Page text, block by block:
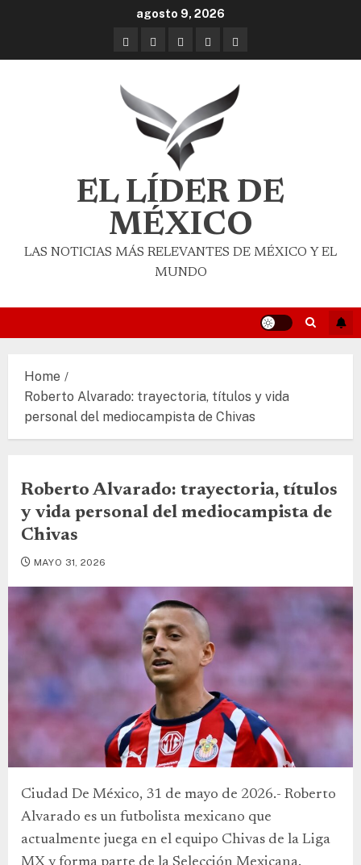
agosto 9, 2026
EL LÍDER DE
MÉXICO
LAS NOTICIAS MÁS RELEVANTES DE MÉXICO Y EL
MUNDO
Home
Roberto Alvarado: trayectoria, títulos y vida
personal del mediocampista de Chivas
Roberto Alvarado: trayectoria, títulos
y vida personal del mediocampista de
Chivas
MAYO 31, 2026
Ciudad De México, 31 de mayo de 2026.- Roberto
Alvarado es un futbolista mexicano que
actualmente juega en el equipo Chivas de la Liga